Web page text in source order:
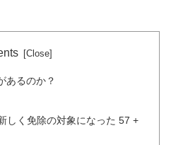
あるのか？
しく免除の対象になった 57 +